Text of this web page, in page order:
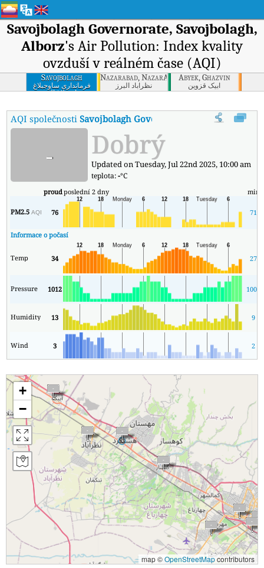
Savojbolagh Governorate, Savojbolagh,
Alborz's Air Pollution: Index kvality
ovzduší v reálném čase (AQI)
Savojbolagh
Governorate,
Savojbolagh, Alborz
فرمانداری ساوجبلاغ
ساوجبلاغ البرز
Nazarabad, NazarAbad, Alborz
نظرآباد البرز
Abyek, Ghazvin
آبیک قزوین
AQI společnostiSavojbolagh Governorate, Savojbolagh,
- Dobrý
Updated on Tuesday, Jul 22nd 2025, 10:00 am
teplota:-°C
proudposlední 2 dny min
PM2.5AQI 76 71
Informace o počasí
Temp 34 27
Pressure 1012 1008
Humidity 13 9
Wind 3 2
+
−
map ©OpenStreetMapcontributors